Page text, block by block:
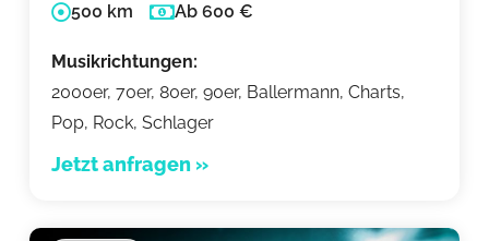
500 km Ab 600 €
Musikrichtungen:
2000er, 70er, 80er, 90er, Ballermann, Charts,
Pop, Rock, Schlager
Jetzt anfragen »